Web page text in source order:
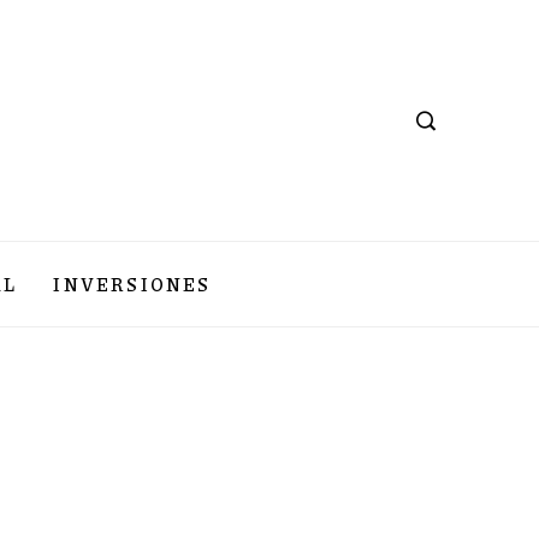
INVERSIONES